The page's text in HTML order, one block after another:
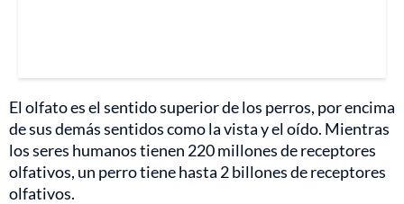
El olfato es el sentido superior de los perros, por encima
de sus demás sentidos como la vista y el oído. Mientras
los seres humanos tienen 220 millones de receptores
olfativos, un perro tiene hasta 2 billones de receptores
olfativos.